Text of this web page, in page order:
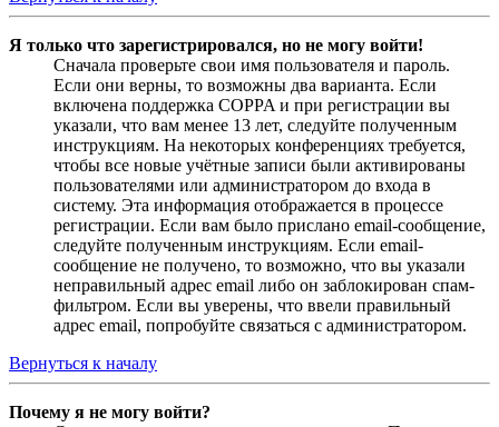
Я только что зарегистрировался, но не могу войти!
Сначала проверьте свои имя пользователя и пароль.
Если они верны, то возможны два варианта. Если
включена поддержка COPPA и при регистрации вы
указали, что вам менее 13 лет, следуйте полученным
инструкциям. На некоторых конференциях требуется,
чтобы все новые учётные записи были активированы
пользователями или администратором до входа в
систему. Эта информация отображается в процессе
регистрации. Если вам было прислано email-сообщение,
следуйте полученным инструкциям. Если email-
сообщение не получено, то возможно, что вы указали
неправильный адрес email либо он заблокирован спам-
фильтром. Если вы уверены, что ввели правильный
адрес email, попробуйте связаться с администратором.
Вернуться к началу
Почему я не могу войти?